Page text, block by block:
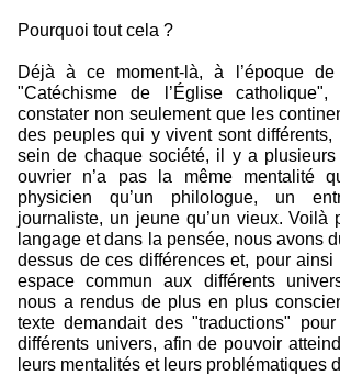
Pourquoi tout cela ?
Déjà à ce moment-là, à l’époque
"Catéchisme de l’Église
constater non seulement que les
des peuples qui y vivent sont différents,
sein de chaque société, il y a
ouvrier n’a pas la même mentalité
physicien qu’un philologue, un
journaliste, un jeune qu’un vieux. Voilà
langage et dans la pensée, nous avons
dessus de ces différences et, pour ainsi
espace commun aux différents
nous a rendus de plus en plus
texte demandait des "traductions"
différents univers, afin de pouvoir
leurs mentalités et leurs problématiques